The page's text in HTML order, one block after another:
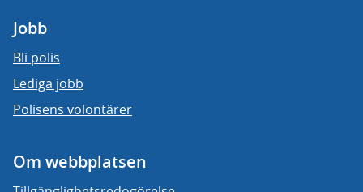
Jobb
Bli polis
Lediga jobb
Polisens volontärer
Om webbplatsen